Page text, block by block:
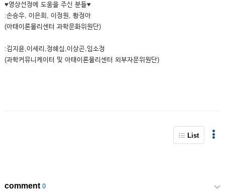
♥영상선정에 도움을 주신 분들♥
:손승우, 이은희, 이정원, 황정아
(아태이론물리센터 과학문화위원단)
:김지윤,이세리,정혜심,이상곤,임소정
(과학커뮤니케이터 및 아태이론물리센터 외부자문위원단)
List
comment0